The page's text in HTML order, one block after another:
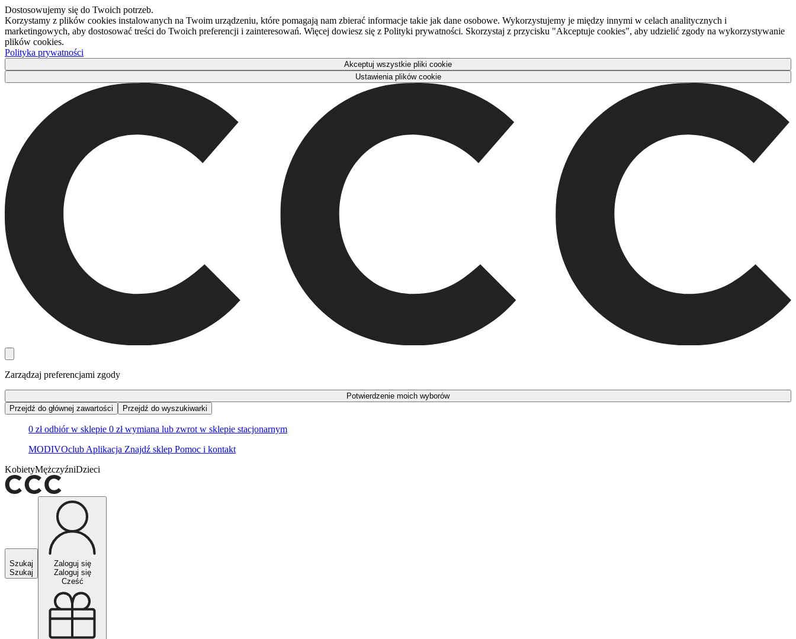
Dostosowujemy się do Twoich potrzeb.
Korzystamy z plików cookies instalowanych na Twoim urządzeniu, które pomagają nam zbierać informacje takie jak dane osobowe. Wykorzystujemy je między innymi w celach analitycznych i
marketingowych, aby dostosować treści do Twoich preferencji i zainteresowań. Więcej dowiesz się z Polityki prywatności. Skorzystaj z przycisku "Akceptuje cookies", aby udzielić zgody na wykorzystywanie
plików cookies.
Polityka prywatności
Akceptuj wszystkie pliki cookie
Ustawienia plików cookie
Zarządzaj preferencjami zgody
Potwierdzenie moich wyborów
Przejdź do głównej zawartości
Przejdź do wyszukiwarki
0 zł odbiór w sklepie 0 zł wymiana lub zwrot w sklepie stacjonarnym
MODIVOclub Aplikacja Znajdź sklep Pomoc i kontakt
KobietyMężczyźniDzieci
Szukaj
Szukaj
Zaloguj się
Zaloguj się
Cześć